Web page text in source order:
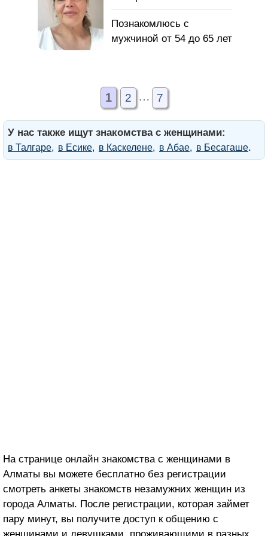
согласии.
Познакомлюсь с
мужчиной от 54 до 65 лет
доброжелательного, не
потерявшего интерес к
возраста или старше для
дружеских или
1 2 … 7
У нас также ищут знакомства с женщинами:
в Талгаре в Есике в Каскелене в Абае в Бесагаше.
На странице онлайн знакомства с женщинами в
Алматы вы можете бесплатно без регистрации
смотреть анкеты знакомств незамужних женщин из
города Алматы. После регистрации, которая займет
пару минут, вы получите доступ к общению с